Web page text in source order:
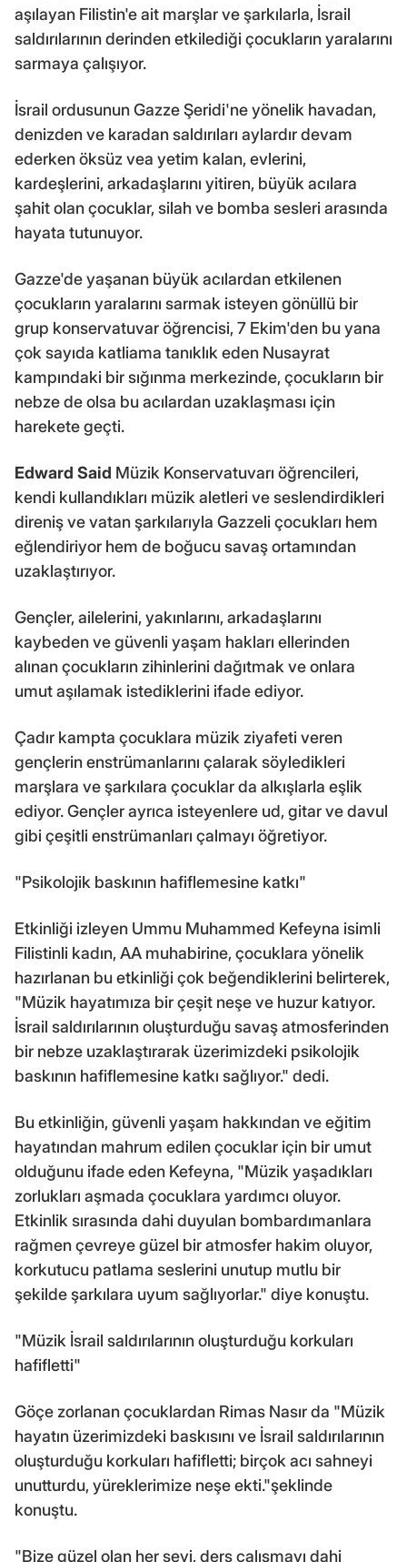
aşılayan Filistin'e ait marşlar ve şarkılarla, İsrail
saldırılarının derinden etkilediği çocukların yaralarını
sarmaya çalışıyor.
İsrail ordusunun Gazze Şeridi'ne yönelik havadan,
denizden ve karadan saldırıları aylardır devam
ederken öksüz vea yetim kalan, evlerini,
kardeşlerini, arkadaşlarını yitiren, büyük acılara
şahit olan çocuklar, silah ve bomba sesleri arasında
hayata tutunuyor.
Gazze'de yaşanan büyük acılardan etkilenen
çocukların yaralarını sarmak isteyen gönüllü bir
grup konservatuvar öğrencisi, 7 Ekim'den bu yana
çok sayıda katliama tanıklık eden Nusayrat
kampındaki bir sığınma merkezinde, çocukların bir
nebze de olsa bu acılardan uzaklaşması için
harekete geçti.
Edward Said Müzik Konservatuvarı öğrencileri,
kendi kullandıkları müzik aletleri ve seslendirdikleri
direniş ve vatan şarkılarıyla Gazzeli çocukları hem
eğlendiriyor hem de boğucu savaş ortamından
uzaklaştırıyor.
Gençler, ailelerini, yakınlarını, arkadaşlarını
kaybeden ve güvenli yaşam hakları ellerinden
alınan çocukların zihinlerini dağıtmak ve onlara
umut aşılamak istediklerini ifade ediyor.
Çadır kampta çocuklara müzik ziyafeti veren
gençlerin enstrümanlarını çalarak söyledikleri
marşlara ve şarkılara çocuklar da alkışlarla eşlik
ediyor. Gençler ayrıca isteyenlere ud, gitar ve davul
gibi çeşitli enstrümanları çalmayı öğretiyor.
"Psikolojik baskının hafiflemesine katkı"
Etkinliği izleyen Ummu Muhammed Kefeyna isimli
Filistinli kadın, AA muhabirine, çocuklara yönelik
hazırlanan bu etkinliği çok beğendiklerini belirterek,
"Müzik hayatımıza bir çeşit neşe ve huzur katıyor.
İsrail saldırılarının oluşturduğu savaş atmosferinden
bir nebze uzaklaştırarak üzerimizdeki psikolojik
baskının hafiflemesine katkı sağlıyor." dedi.
Bu etkinliğin, güvenli yaşam hakkından ve eğitim
hayatından mahrum edilen çocuklar için bir umut
olduğunu ifade eden Kefeyna, "Müzik yaşadıkları
zorlukları aşmada çocuklara yardımcı oluyor.
Etkinlik sırasında dahi duyulan bombardımanlara
rağmen çevreye güzel bir atmosfer hakim oluyor,
korkutucu patlama seslerini unutup mutlu bir
şekilde şarkılara uyum sağlıyorlar." diye konuştu.
"Müzik İsrail saldırılarının oluşturduğu korkuları
hafifletti"
Göçe zorlanan çocuklardan Rimas Nasır da "Müzik
hayatın üzerimizdeki baskısını ve İsrail saldırılarının
oluşturduğu korkuları hafifletti; birçok acı sahneyi
unutturdu, yüreklerimize neşe ekti."şeklinde
konuştu.
"Bize güzel olan her şeyi, ders çalışmayı dahi